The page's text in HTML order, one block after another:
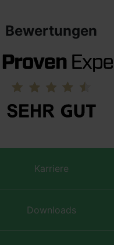
Bewertungen
Karriere
Downloads